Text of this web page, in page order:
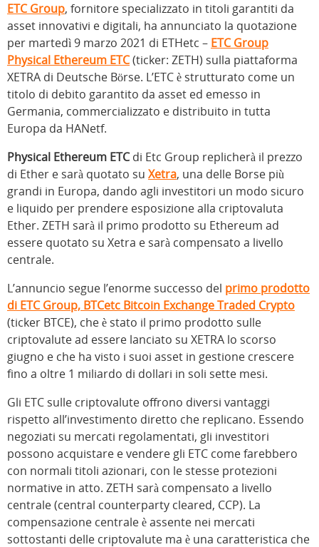
ETC Group, fornitore specializzato in titoli garantiti da
asset innovativi e digitali, ha annunciato la quotazione
per martedì 9 marzo 2021 di ETHetc – ETC Group
Physical Ethereum ETC(ticker: ZETH) sulla piattaforma
XETRA di Deutsche Börse. L’ETC è strutturato come un
titolo di debito garantito da asset ed emesso in
Germania, commercializzato e distribuito in tutta
Europa da HANetf.
Physical Ethereum ETCdi Etc Group replicherà il prezzo
di Ether e sarà quotato su Xetra, una delle Borse più
grandi in Europa, dando agli investitori un modo sicuro
e liquido per prendere esposizione alla criptovaluta
Ether. ZETH sarà il primo prodotto su Ethereum ad
essere quotato su Xetra e sarà compensato a livello
centrale.
L’annuncio segue l’enorme successo del primo prodotto
di ETC Group, BTCetc Bitcoin Exchange Traded Crypto
(ticker BTCE), che è stato il primo prodotto sulle
criptovalute ad essere lanciato su XETRA lo scorso
giugno e che ha visto i suoi asset in gestione crescere
fino a oltre 1 miliardo di dollari in soli sette mesi.
Gli ETC sulle criptovalute offrono diversi vantaggi
rispetto all’investimento diretto che replicano. Essendo
negoziati su mercati regolamentati, gli investitori
possono acquistare e vendere gli ETC come farebbero
con normali titoli azionari, con le stesse protezioni
normative in atto. ZETH sarà compensato a livello
centrale (central counterparty cleared, CCP). La
compensazione centrale è assente nei mercati
sottostanti delle criptovalute ma è una caratteristica che